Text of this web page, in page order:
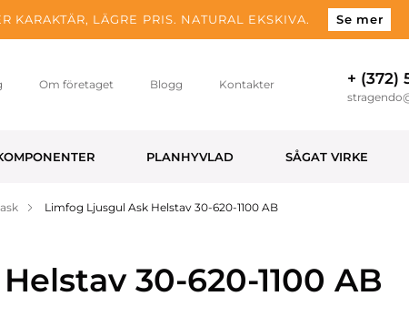
KARAKTÄR, LÄGRE PRIS. NATURAL EKSKIVA. Se mer
Om företaget Blogg Kontakter + (372)
PLANHYVLAD SÅGAT VIRKE
Limfog Ljusgul Ask Helstav 30-620-1100 AB
30-620-1100 AB